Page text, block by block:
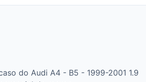
do Audi A4 - B5 - 1999-2001 1.9